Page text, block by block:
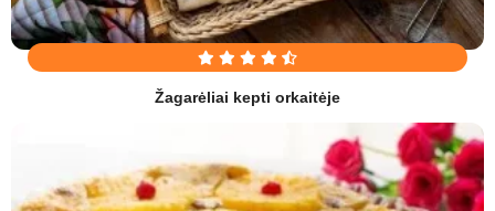
Žagarėliai kepti orkaitėje